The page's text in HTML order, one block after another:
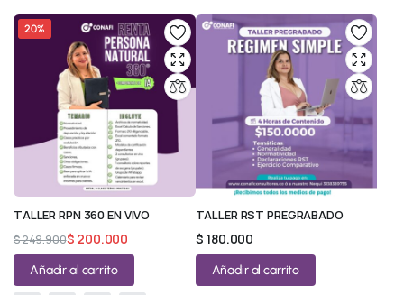
20%
TALLER RPN 360 EN VIVO
$249.900$ 200.000
Añadir al carrito
TALLER RST PREGRABADO
$ 180.000
Añadir al carrito